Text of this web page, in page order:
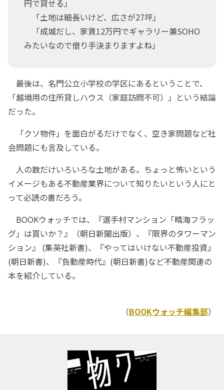
円で貸せる」
「土地は細長いけど、広さが27坪」
「成城だし、家賃12万円でギャラリー兼SOHO
みたいなので借り手決まりますよね」
最後は、名門公立小学校の学区にあるということで、
「越境用の住所貸しハウス（家庭訪問不可）」という結論
だった。
「クソ物件」を面白がるだけでなく、空き家問題など社
会問題にも言及している。
人の数だけいろいろな土地がある。ちょっと怖いという
イメージもある不動産業界について知りたいという人にと
って必読の書だろう。
BOOKウォッチでは、『選手村マンション「晴海フラッ
グ」は買いか？』（朝日新聞出版）、『限界のタワーマン
ション』 (集英社新書)、『やってはいけない不動産投資』
(朝日新書)、『負動産時代』(朝日新書)など不動産関連の
本を紹介している。
（BOOKウォッチ編集部）